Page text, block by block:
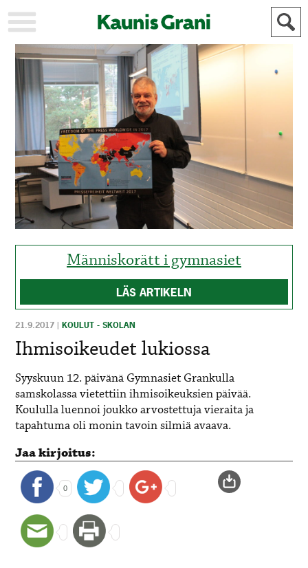
KAUPUNKI
STADEN
AJANKOHTAISTA
AKTUELLT
URHEILU
IDROTT
KULTTUURI
KULTUR
HISTORIA
HISTORIA
YLEINEN
ALLMÄN
MAINOSTAJILLE
FÖR
ANNONSÖRER
Människorätt i gymnasiet
LÄS ARTIKELN
21.9.2017 |KOULUT - SKOLAN
Ihmisoikeudet lukiossa
Syyskuun 12. päivänä Gymnasiet Grankulla
samskolassa vietettiin ihmisoikeuksien päivää.
Koululla luennoi joukko arvostettuja vieraita ja
tapahtuma oli monin tavoin silmiä avaava.
Jaa kirjoitus:
0